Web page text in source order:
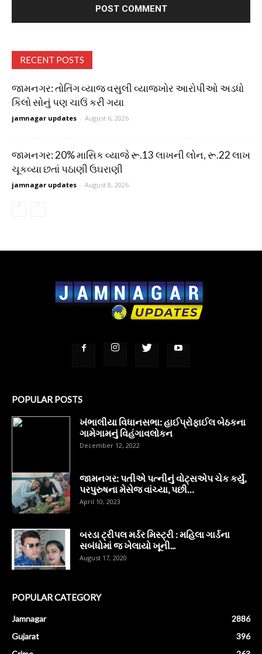
RECENT POSTS
જામનગર: તોતિંગ વ્યાજ વસુલી વ્યાજખોર આરોપીઓ અડધો
કિલો સોનું પણ ચાઉં કરી ગયા
jamnagar updates - August 6, 2026
જામનગર: 20% માસિક વ્યાજે રૂ.13 લાખની લોન, રૂ.22 લાખ
ચૂકવ્યા છતાં પઠાણી ઉઘરાણી
jamnagar updates - August 8, 2026
POPULAR POSTS
ખંભાલીયા વિધાનસભા: હાઈપ્રોફાઈલ બેઠકના
ગામેગામનું વિહંગાવલોકન
December 12, 2022
જામનગર: પતીએ પત્નીનું વોટ્સએપ ચેક કર્યું,
પરપુરુષના મેસેજ વાંચ્યા, પછી…
April 10, 2023
બરડા ટ્રીપલ મર્ડર મિસ્ટ્રી : મહિલા ગાર્ડના
સબંધોમાં જ ખેલાયો ખૂની...
August 17, 2020
POPULAR CATEGORY
Jamnagar
2886
Gujarat
396